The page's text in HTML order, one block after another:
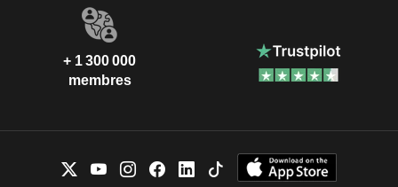
+ 1 300 000
membres